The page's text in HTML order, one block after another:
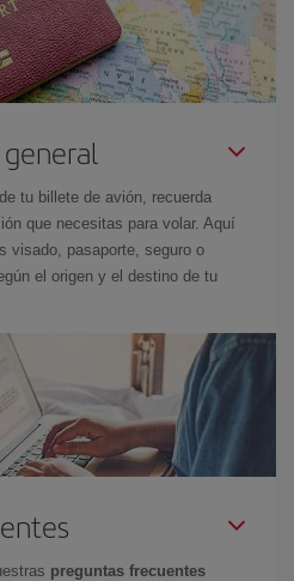
tu billete de avión, recuerda
que necesitas para volar. Aquí
visado, pasaporte, seguro o
el origen y el destino de tu
preguntas frecuentes